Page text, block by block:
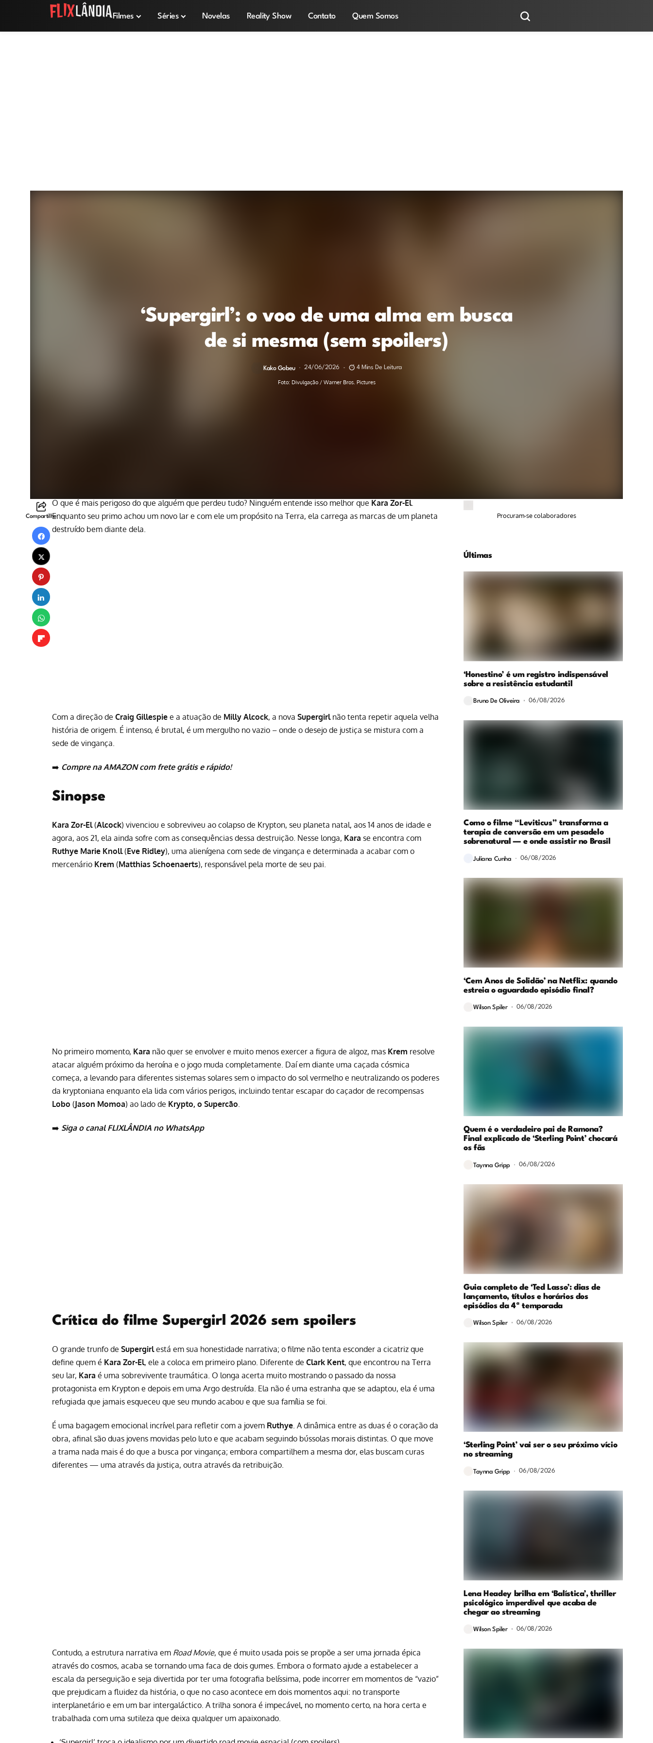
Filmes Séries Novelas Reality Show Contato Quem Somos
‘Supergirl’: o voo de uma alma em busca
de si mesma (sem spoilers)
Kako Gobeu 24/06/2026 4 Mins De Leitura
Foto: Divulgação / Warner Bros. Pictures
Compartilhe
O que é mais perigoso do que alguém que perdeu tudo? Ninguém entende isso melhor que Kara Zor-El.
Enquanto seu primo achou um novo lar e com ele um propósito na Terra, ela carrega as marcas de um planeta
destruído bem diante dela.
Com a direção de Craig Gillespie e a atuação de Milly Alcock, a nova Supergirlnão tenta repetir aquela velha
história de origem. É intenso, é brutal, é um mergulho no vazio – onde o desejo de justiça se mistura com a
sede de vingança.
➡️ Compre na AMAZON com frete grátis e rápido!
Sinopse
Kara Zor-El(Alcock) vivenciou e sobreviveu ao colapso de Krypton, seu planeta natal, aos 14 anos de idade e
agora, aos 21, ela ainda sofre com as consequências dessa destruição. Nesse longa, Kara se encontra com
Ruthye Marie Knoll(Eve Ridley), uma alienígena com sede de vingança e determinada a acabar com o
mercenário Krem (Matthias Schoenaerts), responsável pela morte de seu pai.
No primeiro momento, Kara não quer se envolver e muito menos exercer a figura de algoz, mas Krem resolve
atacar alguém próximo da heroína e o jogo muda completamente. Daí em diante uma caçada cósmica
começa, a levando para diferentes sistemas solares sem o impacto do sol vermelho e neutralizando os poderes
da kryptoniana enquanto ela lida com vários perigos, incluindo tentar escapar do caçador de recompensas
Lobo (Jason Momoa) ao lado de Krypto, o Supercão
➡️ Siga o canal FLIXLÂNDIA no WhatsApp
Crítica do filme Supergirl 2026 sem spoilers
O grande trunfo de Supergirlestá em sua honestidade narrativa; o filme não tenta esconder a cicatriz que
define quem é Kara Zor-El, ele a coloca em primeiro plano. Diferente de Clark Kent, que encontrou na Terra
seu lar, Kara é uma sobrevivente traumática. O longa acerta muito mostrando o passado da nossa
protagonista em Krypton e depois em uma Argo destruída. Ela não é uma estranha que se adaptou, ela é uma
refugiada que jamais esqueceu que seu mundo acabou e que sua família se foi.
É uma bagagem emocional incrível para refletir com a jovem Ruthye. A dinâmica entre as duas é o coração da
obra, afinal são duas jovens movidas pelo luto e que acabam seguindo bússolas morais distintas. O que move
a trama nada mais é do que a busca por vingança; embora compartilhem a mesma dor, elas buscam curas
diferentes — uma através da justiça, outra através da retribuição.
Contudo, a estrutura narrativa em Road Movie, que é muito usada pois se propõe a ser uma jornada épica
através do cosmos, acaba se tornando uma faca de dois gumes. Embora o formato ajude a estabelecer a
escala da perseguição e seja divertida por ter uma fotografia belíssima, pode incorrer em momentos de “vazio”
que prejudicam a fluidez da história, o que no caso acontece em dois momentos aqui: no transporte
interplanetário e em um bar intergaláctico. A trilha sonora é impecável, no momento certo, na hora certa e
trabalhada com uma sutileza que deixa qualquer um apaixonado.
Procuram-se colaboradores
Últimas
‘Honestino’ é um registro indispensável
sobre a resistência estudantil
Bruno De Oliveira 06/08/2026
Como o filme “Leviticus” transforma a
terapia de conversão em um pesadelo
sobrenatural — e onde assistir no Brasil
Juliana Cunha 06/08/2026
‘Cem Anos de Solidão’ na Netflix: quando
estreia o aguardado episódio final?
Wilson Spiler 06/08/2026
Quem é o verdadeiro pai de Ramona?
Final explicado de ‘Sterling Point’ chocará
os fãs
Taynna Gripp 06/08/2026
Guia completo de ‘Ted Lasso’: dias de
lançamento, títulos e horários dos
episódios da 4ª temporada
Wilson Spiler 06/08/2026
‘Sterling Point’ vai ser o seu próximo vício
no streaming
Taynna Gripp 06/08/2026
Lena Headey brilha em ‘Balística’, thriller
psicológico imperdível que acaba de
chegar ao streaming
Wilson Spiler 06/08/2026